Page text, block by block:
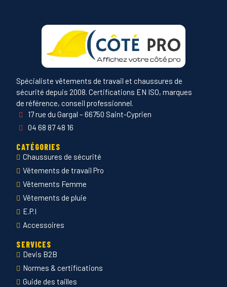
Spécialiste vêtements de travail et chaussures de
sécurité depuis 2008. Certifications EN ISO, marques
de référence, conseil professionnel.
17 rue du Gargal – 66750 Saint-Cyprien
04 68 87 48 16
CATÉGORIES
Chaussures de sécurité
Vêtements de travail Pro
Vêtements Femme
Vêtements de pluie
E.P.I
Accessoires
SERVICES
Devis B2B
Normes & certifications
Guide des tailles